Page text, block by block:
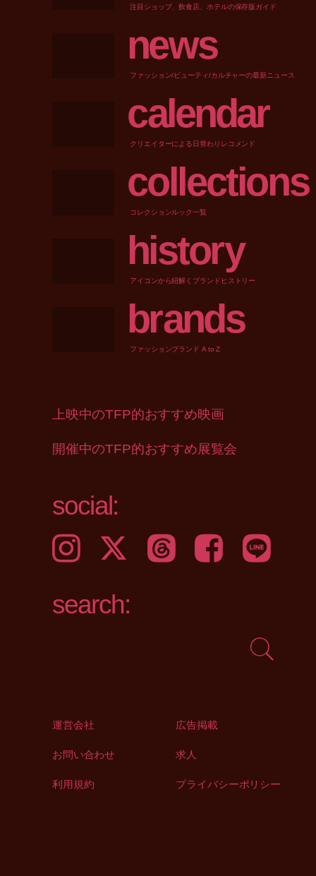
注目ショップ、飲食店、ホテルの保存版ガイド
news
ファッション/ビューティ/カルチャーの最新ニュース
calendar
クリエイターによる日替わりレコメンド
collections
コレクションルック一覧
history
アイコンから紐解くブランドヒストリー
brands
ファッションブランド A to Z
上映中のTFP的おすすめ映画
開催中のTFP的おすすめ展覧会
social:
Instagram 𝕏 Threads Facebook LINE
search:
運営会社 広告掲載
お問い合わせ 求人
利用規約 プライバシーポリシー